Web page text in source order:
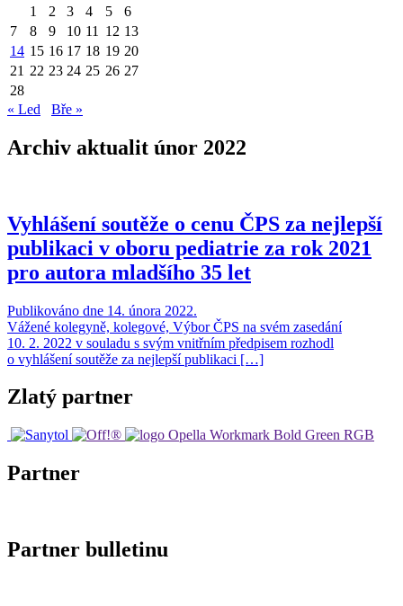
1
2 3 4 5
6
7
8 9 10 11 12 13
14 15 16 17 18 19 20
21 22 23 24 25 26 27
28
« Led
Bře »
Archiv aktualit únor 2022
Vyhlášení soutěže o cenu ČPS za nejlepší
publikaci v oboru pediatrie za rok 2021
pro autora mladšího 35 let
Publikováno dne 14. února 2022.
Vážené kolegyně, kolegové, Výbor ČPS na svém zasedání
10. 2. 2022 v souladu s svým vnitřním předpisem rozhodl
o vyhlášení soutěže za nejlepší publikaci […]
Zlatý partner
Partner
Partner bulletinu